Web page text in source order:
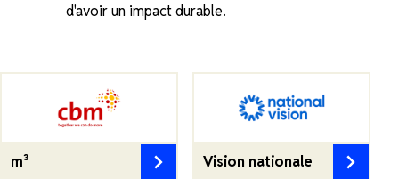
d'avoir un impact durable.
m³ Vision nationale